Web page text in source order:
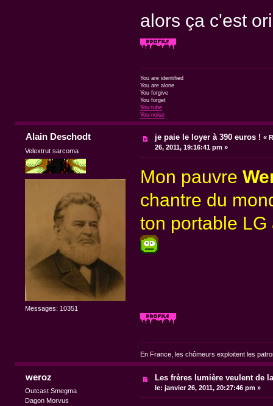
alors ça c'est
You are identified
You are alone
You forgive
You forget
You tube
You noise
Alain Deschodt
Velextrut sarcoma
Messages: 10351
je paie le loyer à 390 euros ! «
26, 2011, 19:16:41 pm »
Mon pauvre
chantre du
ton portable
En France, les chômeurs exploitent les
weroz
Outcast Smegma
Dagon Morvus
Les frères lumière veulent de
le: janvier 26, 2011, 20:27:46 pm »